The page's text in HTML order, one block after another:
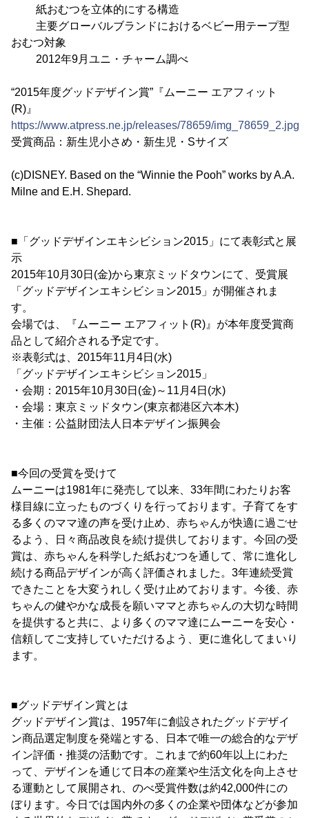
紙おむつを立体的にする構造
主要グローバルブランドにおけるベビー用テープ型
おむつ対象
2012年9月ユニ・チャーム調べ
“2015年度グッドデザイン賞”『ムーニー エアフィット
(R)』
https://www.atpress.ne.jp/releases/78659/img_78659_2.jpg
受賞商品：新生児小さめ・新生児・Sサイズ
(c)DISNEY. Based on the “Winnie the Pooh” works by A.A.
Milne and E.H. Shepard.
■「グッドデザインエキシビション2015」にて表彰式と展
示
2015年10月30日(金)から東京ミッドタウンにて、受賞展
「グッドデザインエキシビション2015」が開催されま
す。
会場では、『ムーニー エアフィット(R)』が本年度受賞商
品として紹介される予定です。
※表彰式は、2015年11月4日(水)
「グッドデザインエキシビション2015」
・会期：2015年10月30日(金)～11月4日(水)
・会場：東京ミッドタウン(東京都港区六本木)
・主催：公益財団法人日本デザイン振興会
■今回の受賞を受けて
ムーニーは1981年に発売して以来、33年間にわたりお客
様目線に立ったものづくりを行っております。子育てをす
る多くのママ達の声を受け止め、赤ちゃんが快適に過ごせ
るよう、日々商品改良を続け提供しております。今回の受
賞は、赤ちゃんを科学した紙おむつを通して、常に進化し
続ける商品デザインが高く評価されました。3年連続受賞
できたことを大変うれしく受け止めております。今後、赤
ちゃんの健やかな成長を願いママと赤ちゃんの大切な時間
を提供すると共に、より多くのママ達にムーニーを安心・
信頼してご支持していただけるよう、更に進化してまいり
ます。
■グッドデザイン賞とは
グッドデザイン賞は、1957年に創設されたグッドデザイ
ン商品選定制度を発端とする、日本で唯一の総合的なデザ
イン評価・推奨の活動です。これまで約60年以上にわた
って、デザインを通じて日本の産業や生活文化を向上させ
る運動として展開され、のべ受賞件数は約42,000件にの
ぼります。今日では国内外の多くの企業や団体などが参加